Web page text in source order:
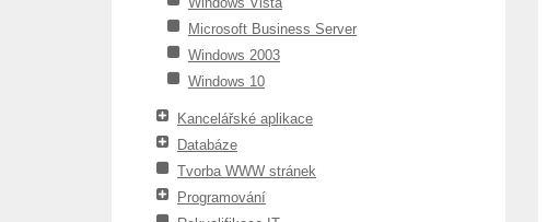
Microsoft Business Server
Windows 2003
Windows 10
Kancelářské aplikace
Databáze
Tvorba WWW stránek
Programování